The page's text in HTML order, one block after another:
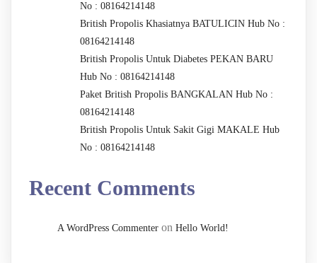
No : 08164214148
British Propolis Khasiatnya BATULICIN Hub No :
08164214148
British Propolis Untuk Diabetes PEKAN BARU
Hub No : 08164214148
Paket British Propolis BANGKALAN Hub No :
08164214148
British Propolis Untuk Sakit Gigi MAKALE Hub
No : 08164214148
Recent Comments
A WordPress Commenter on Hello World!